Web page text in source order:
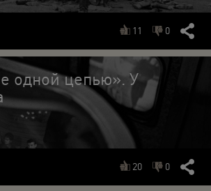
11 0
одной цепью». У
20 0